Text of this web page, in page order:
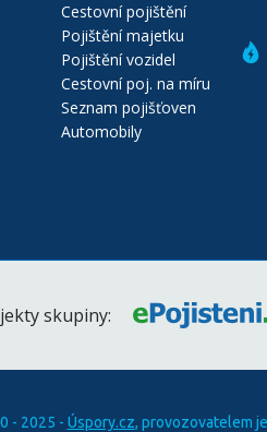
Cestovní pojištění
Pojištění majetku
Pojištění vozidel
Cestovní poj. na míru
Seznam pojišťoven
Automobily
skupiny:
- 2025 - Úspory.cz, provozovatelem